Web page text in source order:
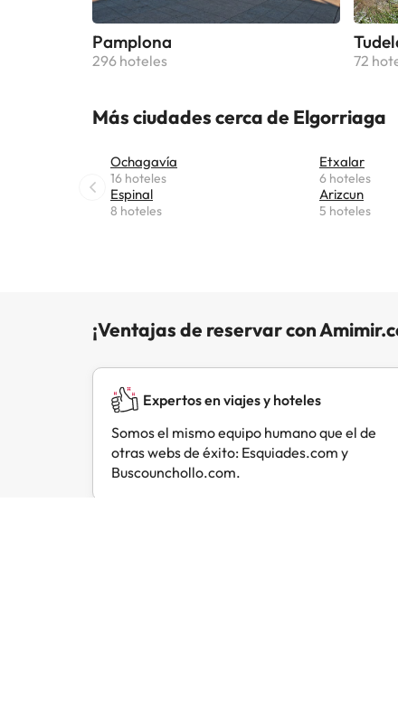
Pamplona
296 hoteles 72
Más ciudades cerca de Elgorriaga
Ochagavía
16 hoteles
Espinal
8 hoteles
Etxalar
6 hoteles
Arizcun
5 hoteles
¡Ventajas de reservar con
Expertos en viajes y hoteles
Somos el mismo equipo humano que el de
otras webs de éxito: Esquiades.com y
Buscounchollo.com.